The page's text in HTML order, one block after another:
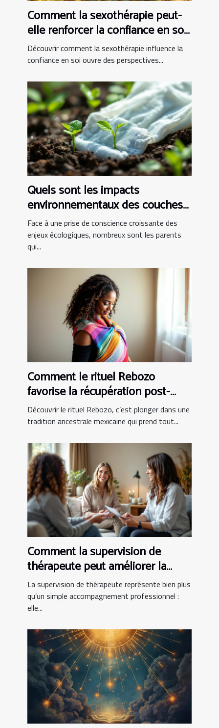
Comment la sexothérapie peut-
elle renforcer la confiance en soi
?
Découvrir comment la sexothérapie influence la
confiance en soi ouvre des perspectives...
Quels sont les impacts
environnementaux des couches
bio ?
Face à une prise de conscience croissante des
enjeux écologiques, nombreux sont les parents
qui...
Comment le rituel Rebozo
favorise la récupération post-
partum ?
Découvrir le rituel Rebozo, c’est plonger dans une
tradition ancestrale mexicaine qui prend tout...
Comment la supervision de
thérapeute peut améliorer la
pratique clinique
La supervision de thérapeute représente bien plus
qu’un simple accompagnement professionnel :
elle...